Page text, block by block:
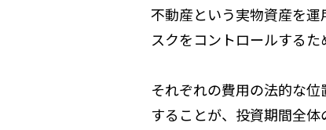
不動産という実物資産を
スクをコントロールするた
それぞれの費用の法的な
することが、投資期間全体